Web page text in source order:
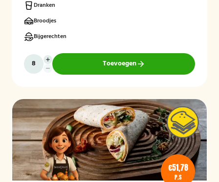
Dranken
Broodjes
Bijgerechten
Toevoegen
€51,78
P.S